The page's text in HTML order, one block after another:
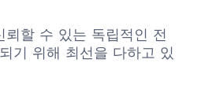
뢰할 수 있는 독립적인 전
기 위해 최선을 다하고 있